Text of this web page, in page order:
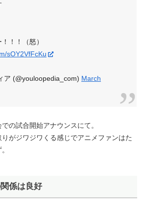
！！（怒）
sOY2VfFcKu
ア (@youloopedia_com) March
の試合開始アナウンスにて。
がジワジワくる感じでアニメファンはた
係は良好